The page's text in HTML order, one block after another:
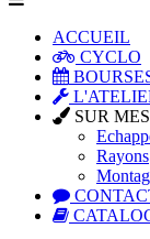
ACCUEIL
CYCLO
SUR
Rayons